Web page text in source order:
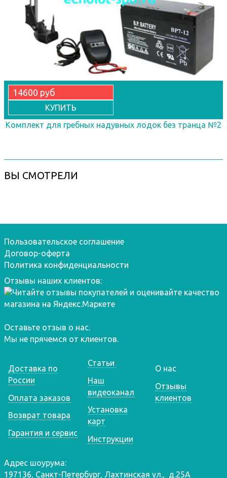
14600 руб
КУПИТЬ
Комплект для гребных надувных лодок без транца №2
ВЫ СМОТРЕЛИ
Пользовательское соглашение
Договор-оферта
Политика конфиденциальности
Отзывы наших клиентов:
Оставьте отзыв о нас.
Мы не прячемся от клиентов.
Доставка по
России
Оплата заказов
Возврат товара
Гарантия и сервис
Статьи
Наш
видеоканал
Установка
карт
Инструкции
О нас
Отзывы
клиентов
Адрес шоурума:
197136, Санкт-Петербург, Лахтинская ул., д.25А